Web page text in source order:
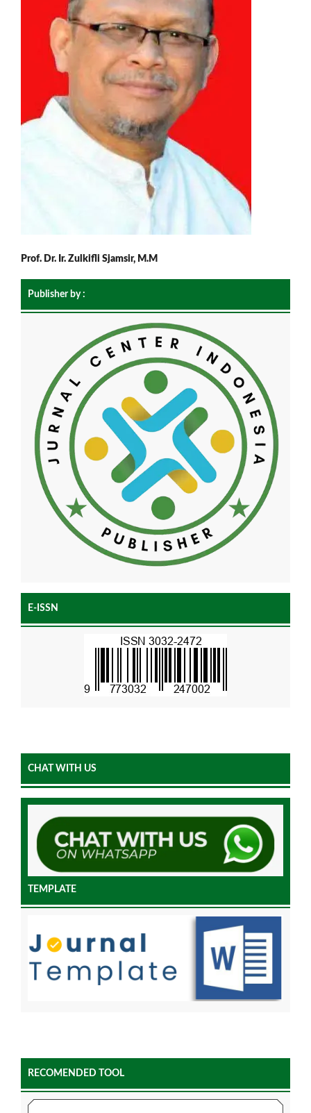
Prof. Dr. Ir. Zulkifli Sjamsir, M.M
Publisher by :
E-ISSN
CHAT WITH US
TEMPLATE
RECOMENDED TOOL